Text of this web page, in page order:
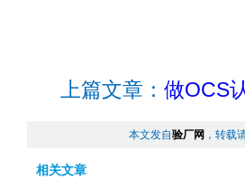
上篇文章： 做OCS
本文发自验厂网 ，转载
相关文章